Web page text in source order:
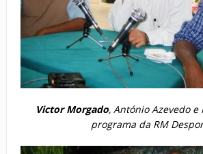
Victor Morgado, António Azevedo
programa da RM